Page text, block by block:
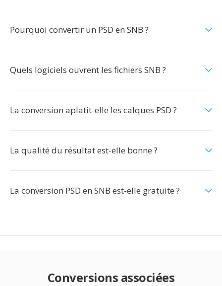
Pourquoi convertir un PSD en SNB ?
Quels logiciels ouvrent les fichiers SNB ?
La conversion aplatit-elle les calques PSD ?
La qualité du résultat est-elle bonne ?
La conversion PSD en SNB est-elle gratuite ?
Conversions associées